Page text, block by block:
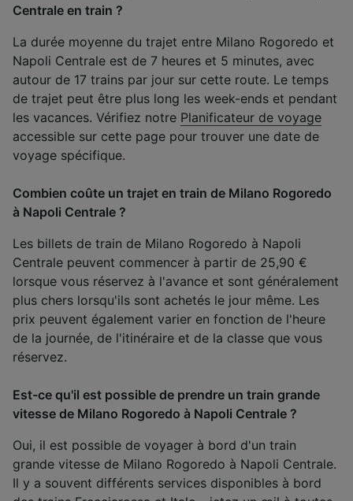
Centrale en train ?
La durée moyenne du trajet entre Milano Rogoredo et
Napoli Centrale est de 7 heures et 5 minutes, avec
autour de 17 trains par jour sur cette route. Le temps
de trajet peut être plus long les week-ends et pendant
les vacances. Vérifiez notre Planificateur de voyage
accessible sur cette page pour trouver une date de
voyage spécifique.
Combien coûte un trajet en train de Milano Rogoredo
à Napoli Centrale ?
Les billets de train de Milano Rogoredo à Napoli
Centrale peuvent commencer à partir de 25,90 €
lorsque vous réservez à l'avance et sont généralement
plus chers lorsqu'ils sont achetés le jour même. Les
prix peuvent également varier en fonction de l'heure
de la journée, de l'itinéraire et de la classe que vous
réservez.
Est-ce qu'il est possible de prendre un train grande
vitesse de Milano Rogoredo à Napoli Centrale ?
Oui, il est possible de voyager à bord d'un train
grande vitesse de Milano Rogoredo à Napoli Centrale.
Il y a souvent différents services disponibles à bord